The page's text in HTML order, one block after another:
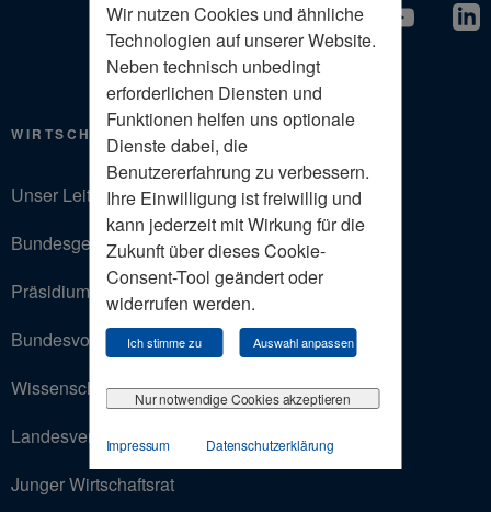
Wir nutzen Cookies und ähnliche
Technologien auf unserer Website.
Neben technisch unbedingt
erforderlichen Diensten und
Funktionen helfen uns optionale
Dienste dabei, die
Benutzererfahrung zu verbessern.
Ihre Einwilligung ist freiwillig und
kann jederzeit mit Wirkung für die
Zukunft über dieses Cookie-
Consent-Tool geändert oder
widerrufen werden.
Ich stimme zu Auswahl anpassen
Nur notwendige Cookies akzeptieren
Impressum Datenschutzerklärung
WIRTSCHAFTSRAT
Unser Leitbild
Bundesgeschäftsstelle
Präsidium
Bundesvorstand
Wissenschaftlicher Beirat
Landesverbände
Junger Wirtschaftsrat